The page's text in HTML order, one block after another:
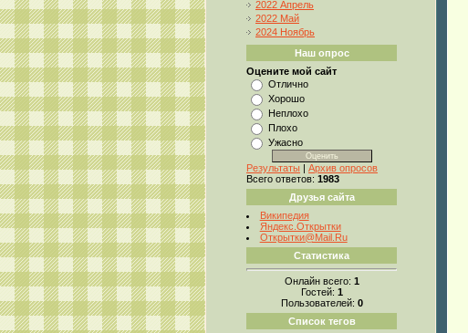
2022 Апрель
2022 Май
2024 Ноябрь
Наш опрос
Оцените мой сайт
Отлично
Хорошо
Неплохо
Плохо
Ужасно
Результаты | Архив опросов
Всего ответов: 1983
Друзья сайта
Википедия
Яндекс.Открытки
Открытки@Mail.Ru
Статистика
Онлайн всего: 1
Гостей: 1
Пользователей: 0
Список тегов